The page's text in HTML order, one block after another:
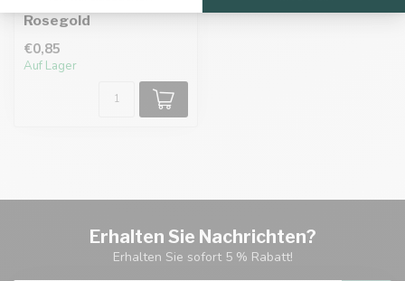
Rosegold
€0,85
Auf Lager
Erhalten Sie Nachrichten?
Erhalten Sie sofort 5 % Rabatt!